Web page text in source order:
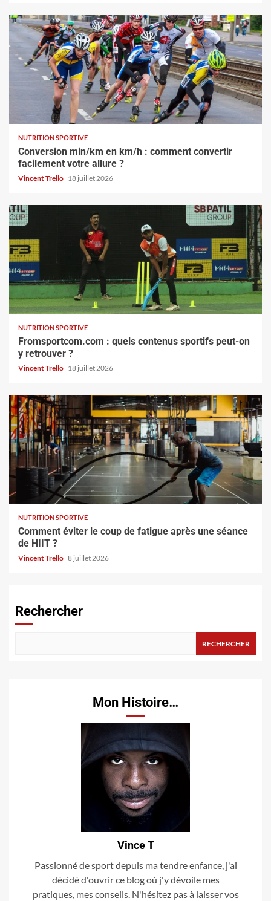
NUTRITION SPORTIVE
Conversion min/km en km/h : comment convertir
facilement votre allure ?
Vincent Trello 18 juillet 2026
NUTRITION SPORTIVE
Fromsportcom.com : quels contenus sportifs peut-on
y retrouver ?
Vincent Trello 18 juillet 2026
NUTRITION SPORTIVE
Comment éviter le coup de fatigue après une séance
de HIIT ?
Vincent Trello 8 juillet 2026
Rechercher
RECHERCHER
Mon Histoire…
Vince T
Passionné de sport depuis ma tendre enfance, j'ai
décidé d'ouvrir ce blog où j'y dévoile mes
pratiques, mes conseils. N'hésitez pas à laisser vos